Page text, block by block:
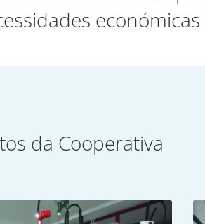
económicas
da Cooperativa